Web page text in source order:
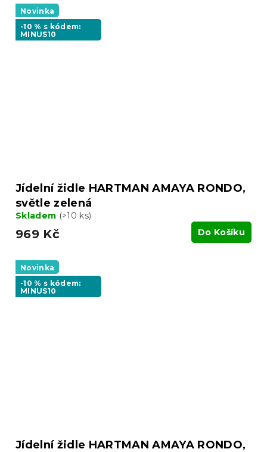
Novinka
-10 % s kódem:
MINUS10
Jídelní židle HARTMAN AMAYA RONDO,
světle zelená
Skladem (>10 ks)
969 Kč Do Košíku
Novinka
-10 % s kódem:
MINUS10
Jídelní židle HARTMAN AMAYA RONDO,